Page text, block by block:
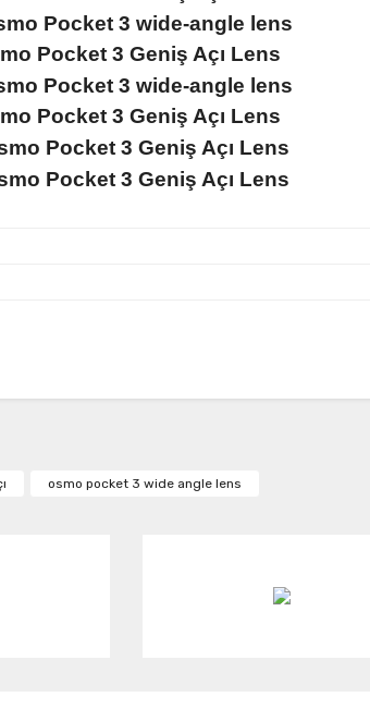
Pocket 3 Geniş Açı Lens
Pocket 3 Geniş Açı Lens
Yorum Yaz
osmo pocket 3 wide angle lens